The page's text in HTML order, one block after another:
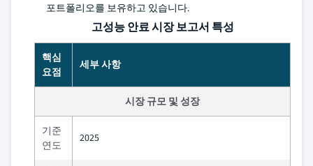
포트폴리오를 보유하고 있습니다.
고성능 안료 시장 보고서 특성
핵심
요점
세부 사항
시장 규모 및 성장
기준
연도
2025